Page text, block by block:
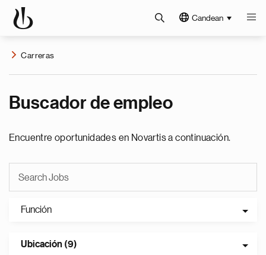
Candean
Carreras
Buscador de empleo
Encuentre oportunidades en Novartis a continuación.
Función
Ubicación (9)